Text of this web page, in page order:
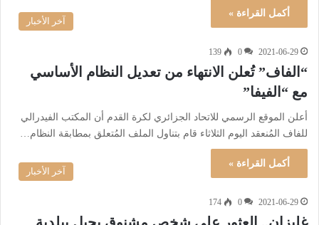
أكمل القراءة »
آخر الأخبار
2021-06-29
0
139
“الفاف” تُعلن الانتهاء من تعديل النظام الأساسي
مع “الفيفا”
أعلن الموقع الرسمي للاتحاد الجزائري لكرة القدم أن المكتب الفيدرالي
للفاف المُنعقد اليوم الثلاثاء قام بتناول الملف المُتعلق بمطابقة النظام…
أكمل القراءة »
آخر الأخبار
2021-06-29
0
174